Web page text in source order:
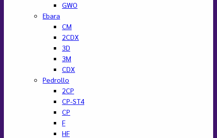
GWO
Ebara
CM
2CDX
3D
3M
CDX
Pedrollo
2CP
CP-ST4
CP
F
HF